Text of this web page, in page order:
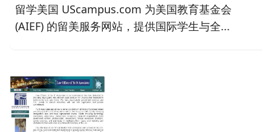
留学美国 UScampus.com 为美国教育基金会
(AIEF) 的留美服务网站，提供国际学生与全...